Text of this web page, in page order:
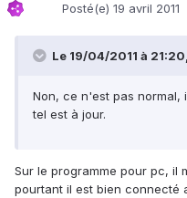
Posté(e) 19 avril 2011
Le 19/04/2011 à
Non, ce n'est pas normal,
tel est à jour.
Sur le programme pour pc, il
pourtant il est bien connecté